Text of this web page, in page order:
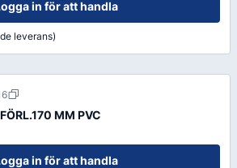
in för att handla
leverans)
MM PVC
in för att handla